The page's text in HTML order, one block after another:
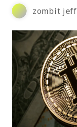
zombit jeff